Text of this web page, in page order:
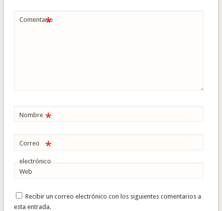
Comentario
*
Nombre *
Correo
electrónico
*
Web
Recibir un correo electrónico con los siguientes comentarios a
esta entrada.